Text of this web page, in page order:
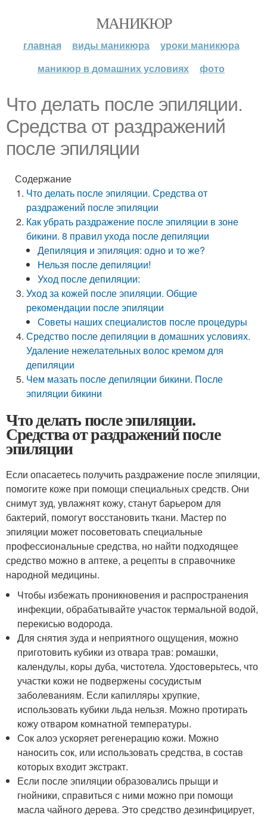
МАНИКЮР
главная виды маникюра
уроки маникюра
маникюр в домашних условиях
фото
Что делать после эпиляции.
Средства от раздражений
после эпиляции
Содержание
Что делать после эпиляции. Средства от
раздражений после эпиляции
Как убрать раздражение после эпиляции в зоне
бикини. 8 правил ухода после депиляции
Депиляция и эпиляция: одно и то же?
Нельзя после депиляции!
Уход после депиляции:
Уход за кожей после эпиляции. Общие
рекомендации после эпиляции
Советы наших специалистов после процедуры
Средство после депиляции в домашних условиях.
Удаление нежелательных волос кремом для
депиляции
Чем мазать после депиляции бикини. После
эпиляции бикини
Что делать после эпиляции.
Средства от раздражений после
эпиляции
Если опасаетесь получить раздражение после эпиляции,
помогите коже при помощи специальных средств. Они
снимут зуд, увлажнят кожу, станут барьером для
бактерий, помогут восстановить ткани. Мастер по
эпиляции может посоветовать специальные
профессиональные средства, но найти подходящее
средство можно в аптеке, а рецепты в справочнике
народной медицины.
Чтобы избежать проникновения и распространения
инфекции, обрабатывайте участок термальной водой,
перекисью водорода.
Для снятия зуда и неприятного ощущения, можно
приготовить кубики из отвара трав: ромашки,
календулы, коры дуба, чистотела. Удостоверьтесь, что
участки кожи не подвержены сосудистым
заболеваниям. Если капилляры хрупкие,
использовать кубики льда нельзя. Можно протирать
кожу отваром комнатной температуры.
Сок алоэ ускоряет регенерацию кожи. Можно
наносить сок, или использовать средства, в состав
которых входит экстракт.
Если после эпиляции образовались прыщи и
гнойники, справиться с ними можно при помощи
масла чайного дерева. Это средство дезинфицирует,